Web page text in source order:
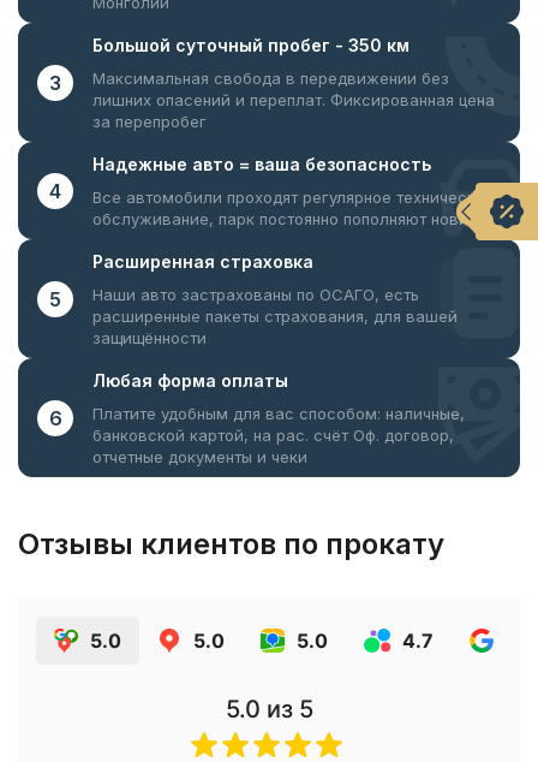
3
Большой суточный пробег - 350 км
Максимальная свобода в передвижении без
лишних опасений и переплат. Фиксированная цена
за перепробег
4
Надежные авто = ваша безопасность
Все автомобили проходят регулярное техническое
обслуживание, парк постоянно пополняют новинки
5
Расширенная страховка
Наши авто застрахованы по ОСАГО, есть
расширенные пакеты страхования, для вашей
защищённости
6
Любая форма оплаты
Платите удобным для вас способом: наличные,
банковской картой, на рас. счёт Оф. договор,
отчетные документы и чеки
Отзывы клиентов по прокату
5.0 5.0 5.0 4.7
5.0 из 5